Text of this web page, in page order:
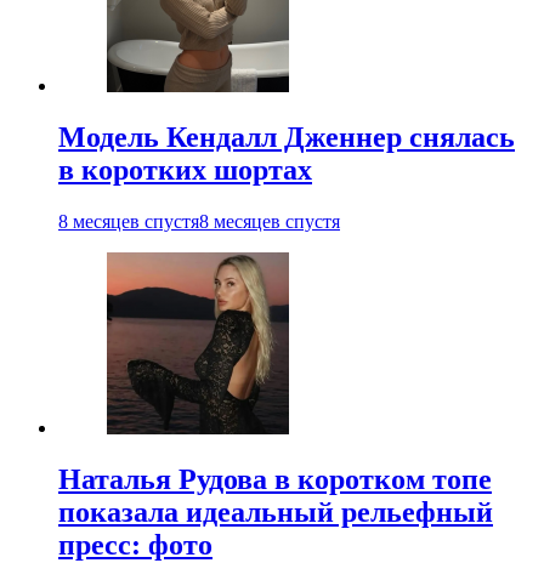
Модель Кендалл Дженнер снялась
в коротких шортах
8 месяцев спустя8 месяцев спустя
Наталья Рудова в коротком топе
показала идеальный рельефный
пресс: фото